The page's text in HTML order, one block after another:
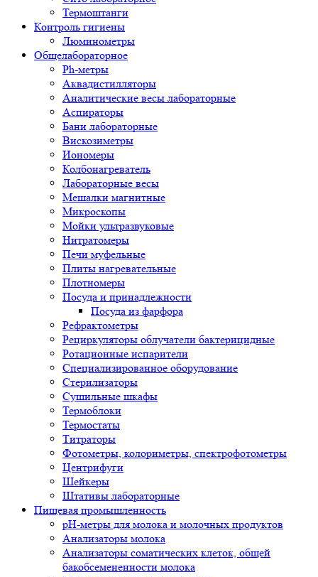
Термоштанги
Контроль гигиены
Люминометры
Общелабораторное
Ph-метры
Аквадистилляторы
Аналитические весы лабораторные
Аспираторы
Бани лабораторные
Вискозиметры
Иономеры
Колбонагреватель
Лабораторные весы
Мешалки магнитные
Микроскопы
Мойки ультразвуковые
Нитратомеры
Печи муфельные
Плиты нагревательные
Плотномеры
Посуда и принадлежности
Посуда из фарфора
Рефрактометры
Рециркуляторы облучатели бактерицидные
Ротационные испарители
Специализированное оборудование
Стерилизаторы
Сушильные шкафы
Термоблоки
Термостаты
Титраторы
Фотометры, колориметры, спектрофотометры
Центрифуги
Шейкеры
Штативы лабораторные
Пищевая промышленность
pH-метры для молока и молочных продуктов
Анализаторы молока
Анализаторы соматических клеток, общей
бакобсемененности молока